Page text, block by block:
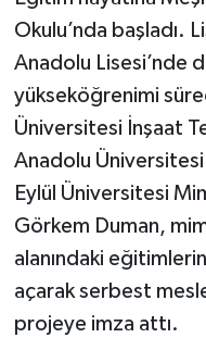
Okulu’nda başladı.
Anadolu Lisesi’nde
yükseköğrenimi
Üniversitesi İnşaat
Anadolu
Eylül Üniversitesi
Görkem Duman,
alanındaki
açarak serbest
projeye imza attı.